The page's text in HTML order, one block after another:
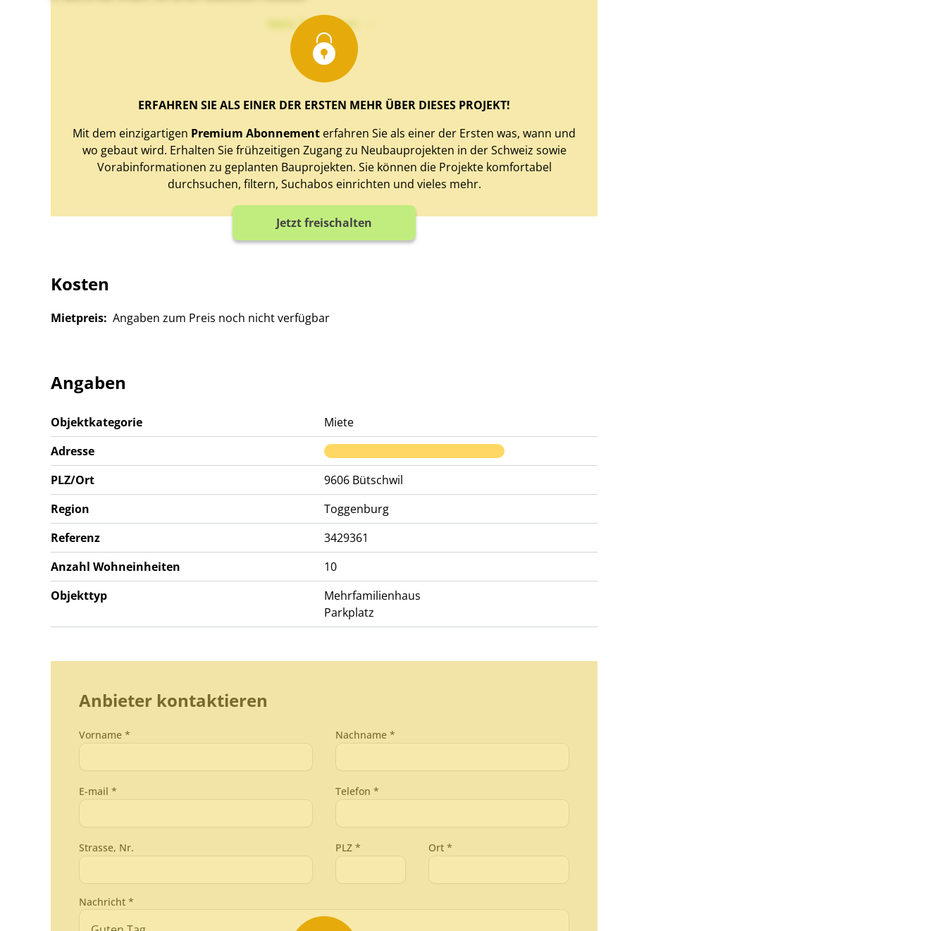
Mehr Text sehen
ERFAHREN SIE ALS EINER DER ERSTEN MEHR ÜBER DIESES PROJEKT!
Mit dem einzigartigen Premium Abonnement erfahren Sie als einer der Ersten was, wann und
wo gebaut wird. Erhalten Sie frühzeitigen Zugang zu Neubauprojekten in der Schweiz sowie
Vorabinformationen zu geplanten Bauprojekten. Sie können die Projekte komfortabel
durchsuchen, filtern, Suchabos einrichten und vieles mehr.
Jetzt freischalten
Kosten
Mietpreis: Angaben zum Preis noch nicht verfügbar
Angaben
Objektkategorie
Miete
Adresse
PLZ/Ort
9606 Bütschwil
Region
Toggenburg
Referenz
3429361
Anzahl Wohneinheiten
10
Objekttyp
Mehrfamilienhaus
Parkplatz
Anbieter kontaktieren
Vorname * Nachname *
E-mail * Telefon *
Strasse, Nr. PLZ * Ort *
Nachricht *